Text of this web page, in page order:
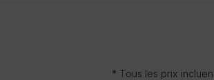
* Tous les prix